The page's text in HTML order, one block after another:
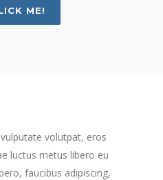
ME!
volutpat, eros
luctus metus libero eu
faucibus adipiscing,